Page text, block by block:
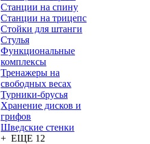
Станции на спину
Станции на трицепс
Стойки для штанги
Стулья
Функциональные
комплексы
Тренажеры на
свободных весах
Турники-брусья
Хранение дисков и
грифов
Шведские стенки
+ ЕЩЕ 12